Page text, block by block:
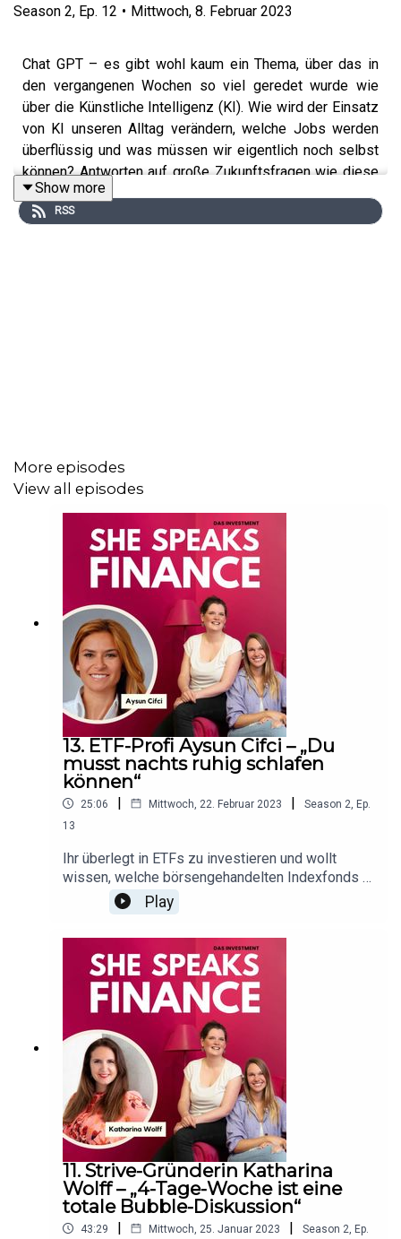
Season 2, Ep. 12 • Mittwoch, 8. Februar 2023
Chat GPT – es gibt wohl kaum ein Thema, über das in
den vergangenen Wochen so viel geredet wurde wie
über die Künstliche Intelligenz (KI). Wie wird der Einsatz
von KI unseren Alltag verändern, welche Jobs werden
überflüssig und was müssen wir eigentlich noch selbst
können? Antworten auf große Zukunftsfragen wie diese
liefert KI-Expertin Nicole Büttner. Die Gründerin von
Merantix Momentum ist überzeugt davon, dass KI in 50
Für mehr feinen Content folgt uns auf
LinkedIn.
Show more
RSS
More episodes
View all episodes
13. ETF-Profi Aysun Cifci – „Du
musst nachts ruhig schlafen
können“
25:06 | Mittwoch, 22. Februar 2023 | Season 2 Ep.
13
Ihr überlegt in ETFs zu investieren und wollt
wissen, welche börsengehandelten Indexfonds in
diesem Jahr angesagt sind? Kein Problem, Aysun
Cifci, ETF-Expertin bei der Fondsgesellschaft
hingeht. So viel sei schonmal verraten:
Nachhaltige ETFs bleiben weiterhin sehr
beliebt.She Speaks Finance ist ein mjnt. Original
Podcast.Redaktion: Barbara Bocks / Christin
JahnsProduktion: Jerrit SchmidtkeFür mehr
feinen Content folgt uns auf Instagram, TikTok
oder LinkedIn.
Play
11. Strive-Gründerin Katharina
Wolff – „4-Tage-Woche ist eine
totale Bubble-Diskussion“
43:29 | Mittwoch, 25. Januar 2023 | Season 2 Ep.